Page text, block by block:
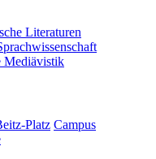
Literaturen
Mediävistik
Platz Campus